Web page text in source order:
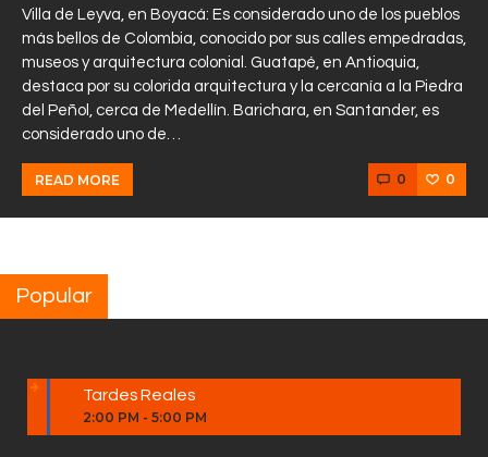
Descarga La APP
Programas
Noticias
Sobre Nosotros
Contactos
Villa de Leyva, en Boyacá: Es considerado uno de los pueblos
más bellos de Colombia, conocido por sus calles empedradas,
museos y arquitectura colonial. Guatapé, en Antioquia,
destaca por su colorida arquitectura y la cercanía a la Piedra
del Peñol, cerca de Medellín. Barichara, en Santander, es
considerado uno de…
READ MORE 0 0
Popular
Tardes Reales
2:00 PM - 5:00 PM